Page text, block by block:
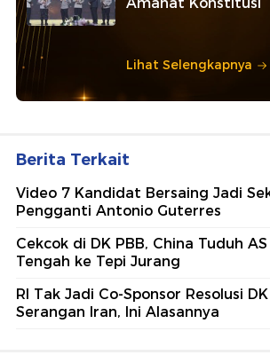
Lihat Selengkapnya
Berita Terkait
Video 7 Kandidat Bersaing Jadi
Pengganti Antonio Guterres
Cekcok di DK PBB, China Tuduh
Tengah ke Tepi Jurang
RI Tak Jadi Co-Sponsor Resolusi DK
Serangan Iran, Ini Alasannya